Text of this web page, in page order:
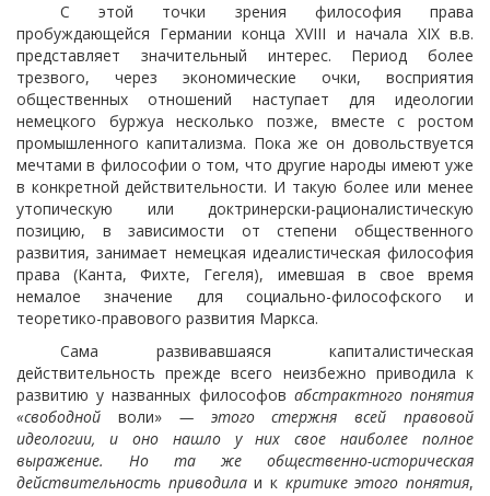
С этой точки зрения философия права
пробуждающейся Германии конца XVIII и начала XIX в.в.
представляет значительный интерес. Период более
трезвого, через экономические очки, восприятия
общественных отношений наступает для идеологии
немецкого буржуа несколько позже, вместе с ростом
промышленного капитализма. Пока же он довольствуется
мечтами в философии о том, что другие народы имеют уже
в конкретной действительности. И такую более или менее
утопическую или доктринерски-рационалистическую
позицию, в зависимости от степени общественного
развития, занимает немецкая идеалистическая философия
права (Канта, Фихте, Гегеля), имевшая в свое время
немалое значение для социально-философского и
теоретико-правового развития Маркса.
Сама развивавшаяся капиталистическая
действительность прежде всего неизбежно приводила к
развитию у названных философов абстрактного понятия
«свободной воли»— этого стержня всей правовой
идеологии, и оно нашло у них свое наиболее полное
выражение. Но та же общественно-историческая
действительность приводилаи к критике этого понятия,